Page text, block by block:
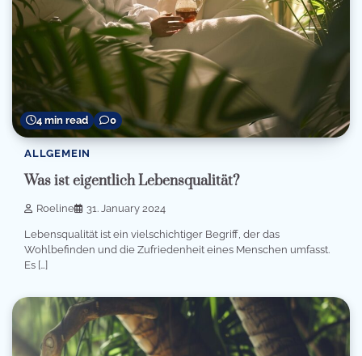
4 min read 0
ALLGEMEIN
Was ist eigentlich Lebensqualität?
Roeline 31. January 2024
Lebensqualität ist ein vielschichtiger Begriff, der das
Wohlbefinden und die Zufriedenheit eines Menschen umfasst.
Es […]